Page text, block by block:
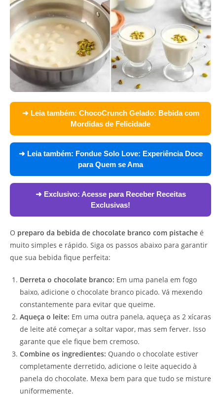
➜ Leia também: ChocoCrunch Gelado: Bebida com
Mordidas de Felicidade
➜ Leia também: Fondue Solo Love: Experiência Doce
para Quem se Ama
➜ Exclusivo: Acesse para Receber Receitas
Exclusivas!
O preparo da bebida de chocolate branco com pistache é
muito simples e rápido. Siga os passos abaixo para garantir
que sua bebida fique perfeita:
Derreta o chocolate branco: Em uma panela em fogo
baixo, adicione o chocolate branco picado. Vá mexendo
constantemente para evitar que queime.
Aqueça o leite: Em uma outra panela, aqueça as 2 xícaras
de leite até começar a soltar vapor, mas sem ferver. Isso
garante que ele fique bem cremoso.
Combine os ingredientes: Quando o chocolate estiver
completamente derretido, adicione o leite aquecido à
panela do chocolate. Mexa bem para que tudo se misture
uniformemente.